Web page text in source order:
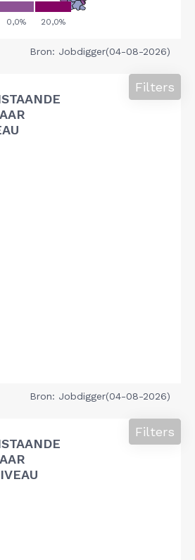
Bron: Jobdigger(04-08-2026)
Filters
Bron: Jobdigger(04-08-2026)
Filters